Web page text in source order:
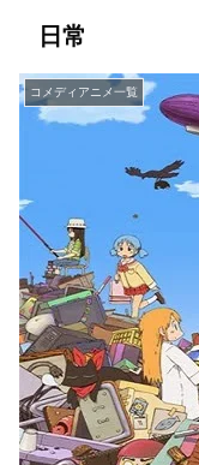
日常
コメディアニメ一覧